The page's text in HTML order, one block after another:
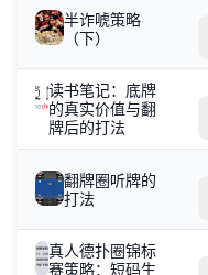
半诈唬策略
（下）
读书笔记：底牌
的真实价值与翻
牌后的打法
翻牌圈听牌的
打法
真人德扑圈锦标
赛策略：短码生